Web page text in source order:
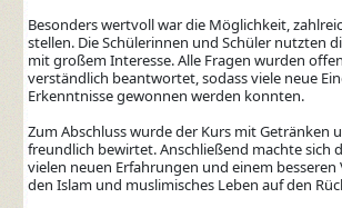
Besonders wertvoll war die Möglichkeit,
stellen. Die Schülerinnen und Schüler nutzten
mit großem Interesse. Alle Fragen wurden
verständlich beantwortet, sodass viele neue
Erkenntnisse gewonnen werden konnten.
Zum Abschluss wurde der Kurs mit Getränken
freundlich bewirtet. Anschließend machte sich
vielen neuen Erfahrungen und einem
den Islam und muslimisches Leben auf den